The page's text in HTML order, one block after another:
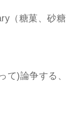
（糖菓、砂糖
て)論争する、